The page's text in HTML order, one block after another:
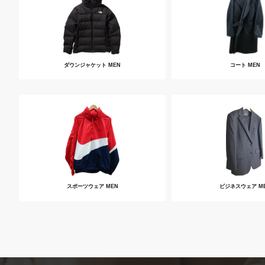
ダウンジャケット MEN コート MEN
スポーツウェア MEN ビジネスウェア